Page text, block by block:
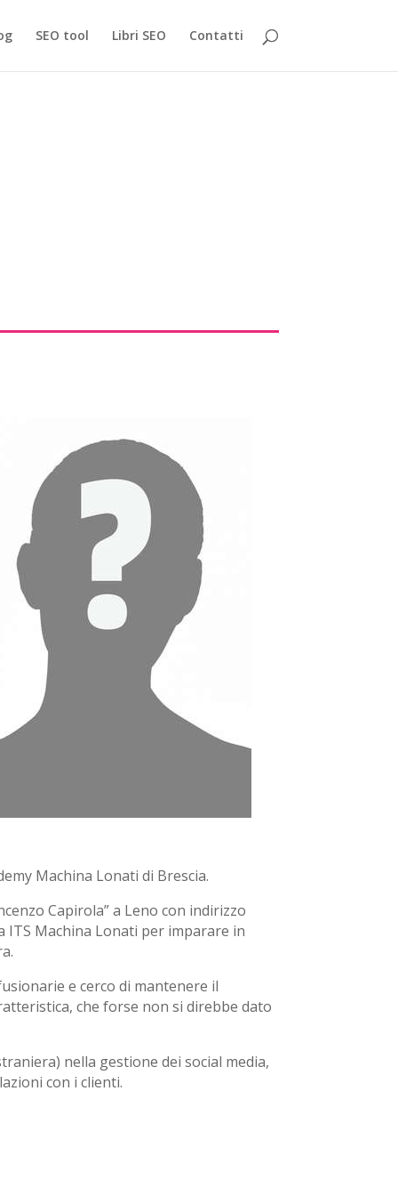
SEO tool Libri SEO Contatti
Machina Lonati di Brescia.
Capirola” a Leno con indirizzo
ITS Machina Lonati per imparare in
e cerco di mantenere il
che forse non si direbbe dato
nella gestione dei social media,
con i clienti.